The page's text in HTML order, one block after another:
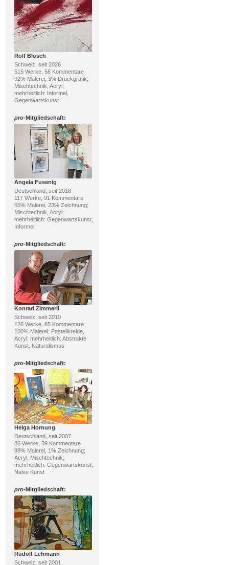
Rolf Blösch
Schweiz, seit 2026
515 Werke, 58 Kommentare
92% Malerei, 3% Druckgrafik;
Mischtechnik, Acryl;
mehrheitlich: Informel,
Gegenwartskunst
pro-Mitgliedschaft:
Angela Fusenig
Deutschland, seit 2018
117 Werke, 91 Kommentare
65% Malerei, 23% Zeichnung;
Mischtechnik, Acryl;
mehrheitlich: Gegenwartskunst,
Informel
pro-Mitgliedschaft:
Konrad Zimmerli
Schweiz, seit 2010
126 Werke, 85 Kommentare
100% Malerei; Pastellkreide,
Acryl; mehrheitlich: Abstrakte
Kunst, Naturalismus
pro-Mitgliedschaft:
Helga Hornung
Deutschland, seit 2007
86 Werke, 39 Kommentare
98% Malerei, 1% Zeichnung;
Acryl, Mischtechnik;
mehrheitlich: Gegenwartskunst,
Naive Kunst
pro-Mitgliedschaft:
Rudolf Lehmann
Schweiz, seit 2001